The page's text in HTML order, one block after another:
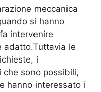
meccanica
si hanno
intervenire
adatto.Tuttavia le
i
sono possibili,
hanno interessato i